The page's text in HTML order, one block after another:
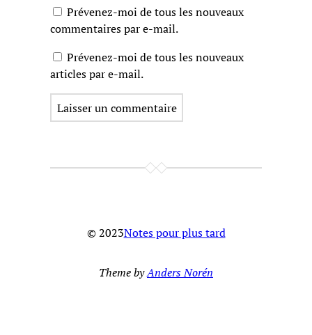
Prévenez-moi de tous les nouveaux
commentaires par e-mail.
Prévenez-moi de tous les nouveaux
articles par e-mail.
© 2023Notes pour plus tard
Theme byAnders Norén